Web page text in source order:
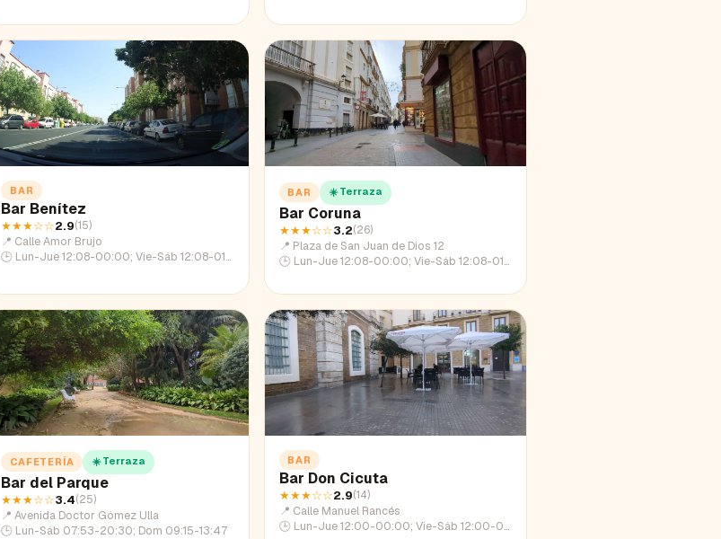
BAR
Bar Benítez
★★★☆☆2.9(15)
📍 Calle Amor Brujo
🕒 Lun-Jue 12:08-00:00; Vie-Sáb 12:08-01:57; Dom 12:08-22:58
BAR ☀️ Terraza
Bar Coruna
★★★☆☆3.2(26)
📍 Plaza de San Juan de Dios 12
🕒 Lun-Jue 12:08-00:00; Vie-Sáb 12:08-01:54; Dom 12:08-23:07
CAFETERÍA ☀️ Terraza
Bar del Parque
★★★☆☆3.4(25)
📍Avenida Doctor Gómez Ulla
🕒 Lun-Sáb 07:53-20:30; Dom 09:15-13:47
BAR
Bar Don Cicuta
★★★☆☆2.9(14)
📍 Calle Manuel Rancés
🕒 Lun-Jue 12:00-00:00; Vie-Sáb 12:00-01:39; Dom 12:00-22:52